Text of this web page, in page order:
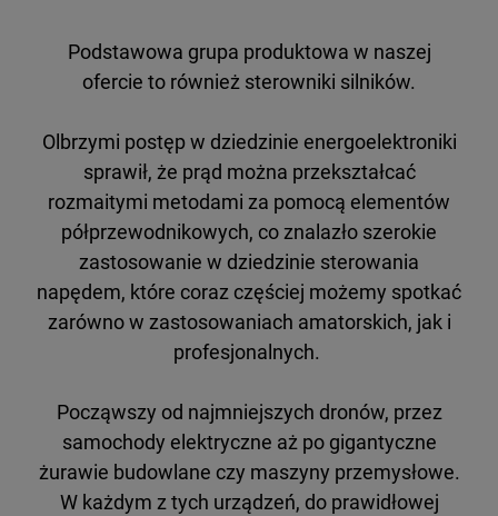
Podstawowa grupa produktowa w naszej
ofercie to również sterowniki silników.
Olbrzymi postęp w dziedzinie energoelektroniki
sprawił, że prąd można przekształcać
rozmaitymi metodami za pomocą elementów
półprzewodnikowych, co znalazło szerokie
zastosowanie w dziedzinie sterowania
napędem, które coraz częściej możemy spotkać
zarówno w zastosowaniach amatorskich, jak i
profesjonalnych.
Począwszy od najmniejszych dronów, przez
samochody elektryczne aż po gigantyczne
żurawie budowlane czy maszyny przemysłowe.
W każdym z tych urządzeń, do prawidłowej